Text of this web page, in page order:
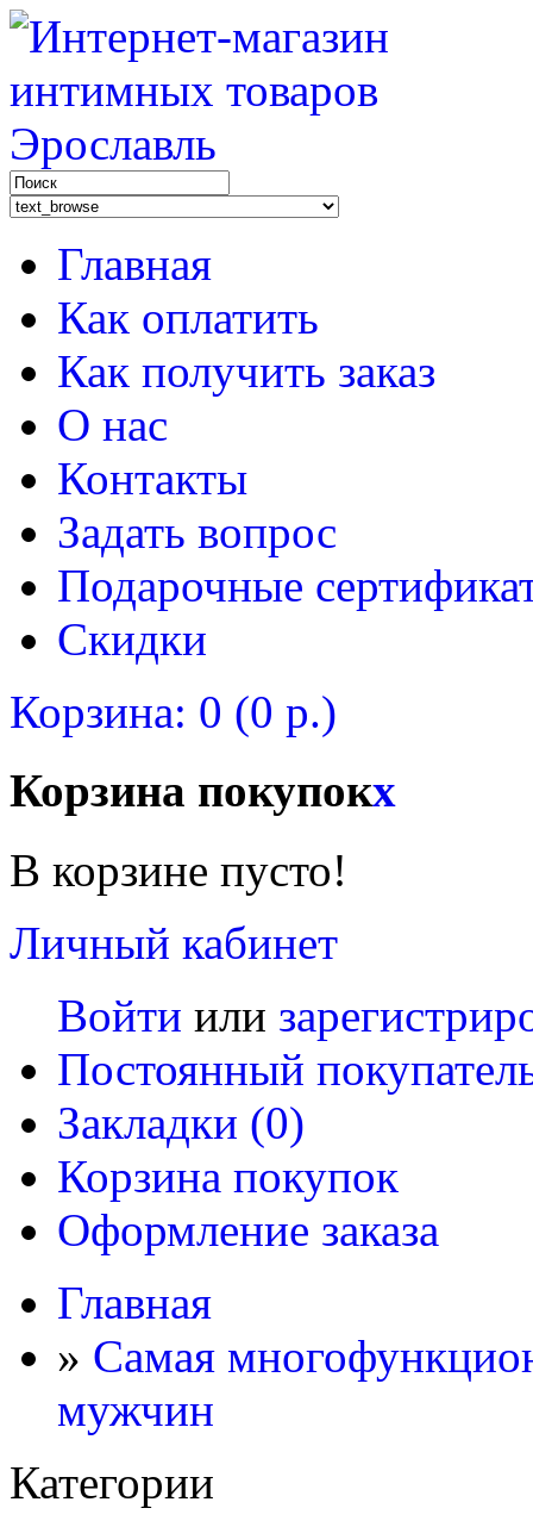
Главная
Как оплатить
Как получить заказ
О нас
Контакты
Задать вопрос
Подарочные
Скидки
Корзина: 0 (0 р.)
Корзина покупокx
В корзине пусто!
Личный кабинет
Войти или
Постоянный
Закладки (0)
Корзина покупок
Оформление заказа
Главная
» Самая
мужчин
Категории